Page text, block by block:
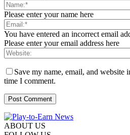
Please enter your name here
You have entered an incorrect email
Please enter your email address here
Save my name, email, and website
time I comment.
ABOUT US